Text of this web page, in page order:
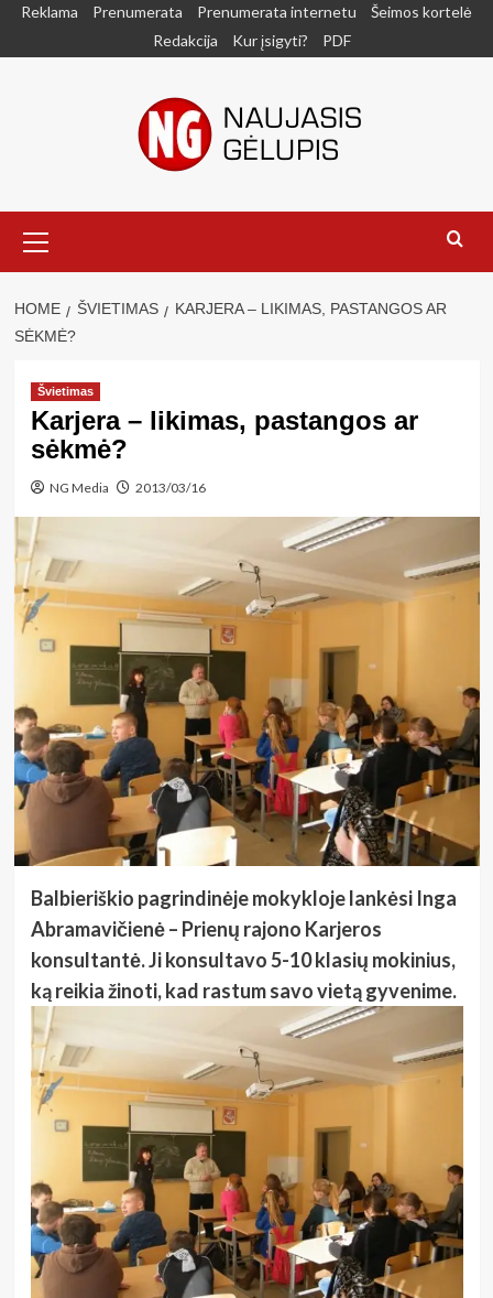
SkipReklama Prenumerata Prenumerata internetu
Šeimos kortelė
Redakcija
Kur įsigyti? PDF
Menu
HOME ŠVIETIMAS
KARJERA – LIKIMAS, PASTANGOS AR
SĖKMĖ?
Švietimas
Karjera – likimas, pastangos ar
sėkmė?
NG Media 2013/03/16
Balbieriškio pagrindinėje mokykloje lankėsi Inga
Abramavičienė – Prienų rajono Karjeros
konsultantė. Ji konsultavo 5-10 klasių mokinius,
ką reikia žinoti, kad rastum savo vietą gyvenime.